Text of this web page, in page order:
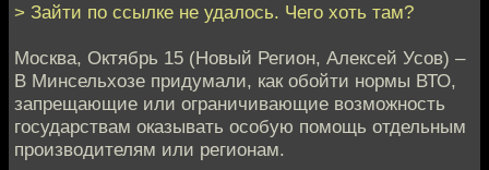
> Зайти по ссылке не удалось. Чего хоть там?
Москва, Октябрь 15 (Новый Регион, Алексей Усов) –
В Минсельхозе придумали, как обойти нормы ВТО,
запрещающие или ограничивающие возможность
государствам оказывать особую помощь отдельным
производителям или регионам.